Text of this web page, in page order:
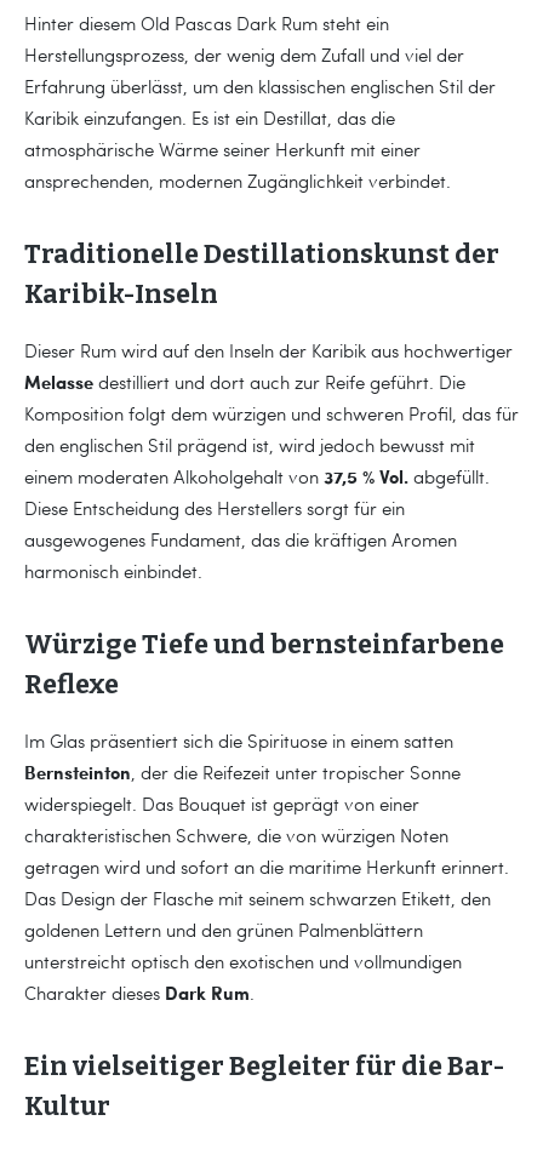
Hinter diesem Old Pascas Dark Rum steht ein
Herstellungsprozess, der wenig dem Zufall und viel der
Erfahrung überlässt, um den klassischen englischen Stil der
Karibik einzufangen. Es ist ein Destillat, das die
atmosphärische Wärme seiner Herkunft mit einer
ansprechenden, modernen Zugänglichkeit verbindet.
Traditionelle Destillationskunst der
Karibik-Inseln
Dieser Rum wird auf den Inseln der Karibik aus hochwertiger
Melasse destilliert und dort auch zur Reife geführt. Die
Komposition folgt dem würzigen und schweren Profil, das für
den englischen Stil prägend ist, wird jedoch bewusst mit
einem moderaten Alkoholgehalt von 37,5 % Vol. abgefüllt.
Diese Entscheidung des Herstellers sorgt für ein
ausgewogenes Fundament, das die kräftigen Aromen
harmonisch einbindet.
Würzige Tiefe und bernsteinfarbene
Reflexe
Im Glas präsentiert sich die Spirituose in einem satten
Bernsteinton, der die Reifezeit unter tropischer Sonne
widerspiegelt. Das Bouquet ist geprägt von einer
charakteristischen Schwere, die von würzigen Noten
getragen wird und sofort an die maritime Herkunft erinnert.
Das Design der Flasche mit seinem schwarzen Etikett, den
goldenen Lettern und den grünen Palmenblättern
unterstreicht optisch den exotischen und vollmundigen
Charakter dieses Dark Rum.
Ein vielseitiger Begleiter für die Bar-
Kultur